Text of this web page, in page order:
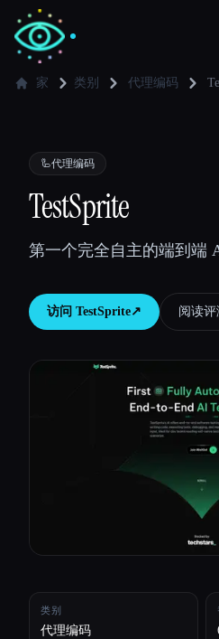
💻 开发者
🎓 学生
家 类别 代理编码
🦾代理编码
TestSprite
第一个完全自主的端到端
访问 TestSprite↗︎ 阅读评
类别
代理编码